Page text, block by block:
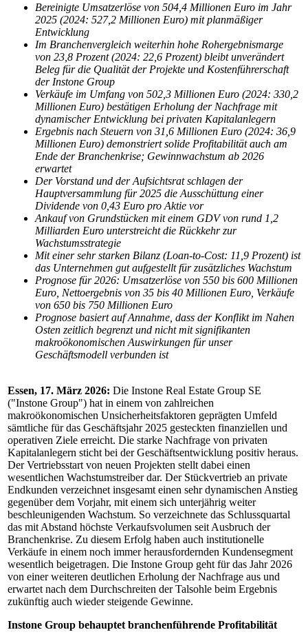
Bereinigte Umsatzerlöse von 504,4 Millionen Euro im Jahr
2025 (2024: 527,2 Millionen Euro) mit planmäßiger
Entwicklung
Im Branchenvergleich weiterhin hohe Rohergebnismarge
von 23,8 Prozent (2024: 22,6 Prozent) bleibt unverändert
Beleg für die Qualität der Projekte und Kostenführerschaft
der Instone Group
Verkäufe im Umfang von 502,3 Millionen Euro (2024: 330,2
Millionen Euro) bestätigen Erholung der Nachfrage mit
dynamischer Entwicklung bei privaten Kapitalanlegern
Ergebnis nach Steuern von 31,6 Millionen Euro (2024: 36,9
Millionen Euro) demonstriert solide Profitabilität auch am
Ende der Branchenkrise; Gewinnwachstum ab 2026
erwartet
Der Vorstand und der Aufsichtsrat schlagen der
Hauptversammlung für 2025 die Ausschüttung einer
Dividende von 0,43 Euro pro Aktie vor
Ankauf von Grundstücken mit einem GDV von rund 1,2
Milliarden Euro unterstreicht die Rückkehr zur
Wachstumsstrategie
Mit einer sehr starken Bilanz (Loan-to-Cost: 11,9 Prozent) ist
das Unternehmen gut aufgestellt für zusätzliches Wachstum
Prognose für 2026: Umsatzerlöse von 550 bis 600 Millionen
Euro, Nettoergebnis von 35 bis 40 Millionen Euro, Verkäufe
von 650 bis 750 Millionen Euro
Prognose basiert auf Annahme, dass der Konflikt im Nahen
Osten zeitlich begrenzt und nicht mit signifikanten
makroökonomischen Auswirkungen für unser
Geschäftsmodell verbunden ist
Essen, 17. März 2026: Die Instone Real Estate Group SE
("Instone Group") hat in einem von zahlreichen
makroökonomischen Unsicherheitsfaktoren geprägten Umfeld
sämtliche für das Geschäftsjahr 2025 gesteckten finanziellen und
operativen Ziele erreicht. Die starke Nachfrage von privaten
Kapitalanlegern sticht bei der Geschäftsentwicklung positiv heraus.
Der Vertriebsstart von neuen Projekten stellt dabei einen
wesentlichen Wachstumstreiber dar. Der Stückvertrieb an private
Endkunden verzeichnet insgesamt einen sehr dynamischen Anstieg
gegenüber dem Vorjahr, mit einem sich unterjährig weiter
beschleunigenden Wachstum. So verzeichnete das Schlussquartal
das mit Abstand höchste Verkaufsvolumen seit Ausbruch der
Branchenkrise. Zu diesem Erfolg haben auch institutionelle
Verkäufe in einem noch immer herausfordernden Kundensegment
wesentlich beigetragen. Die Instone Group geht für das Jahr 2026
von einer weiteren deutlichen Erholung der Nachfrage aus und
erwartet nach dem Durchschreiten der Talsohle beim Ergebnis
zukünftig auch wieder steigende Gewinne.
Instone Group behauptet branchenführende Profitabilität